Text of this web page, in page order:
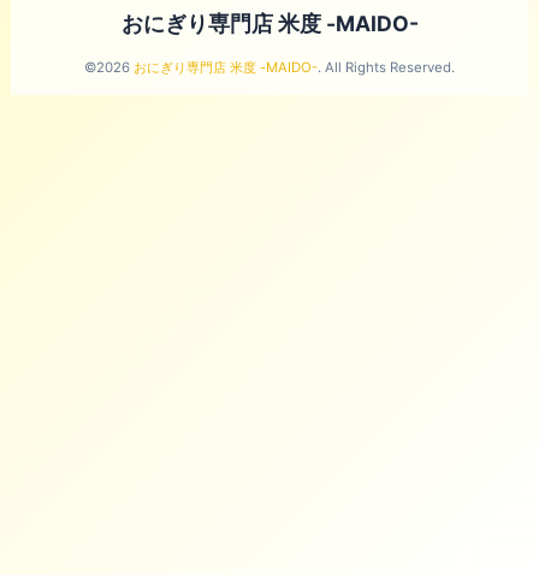
おにぎり専門店 米度 -MAIDO-
©2026 おにぎり専門店 米度 -MAIDO-. All Rights Reserved.